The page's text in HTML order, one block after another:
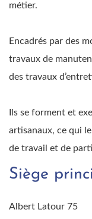
métier.
Encadrés par des
travaux de
des travaux
Ils se forment et
artisanaux, ce qui
de travail et de
Siège
Albert Latour 75